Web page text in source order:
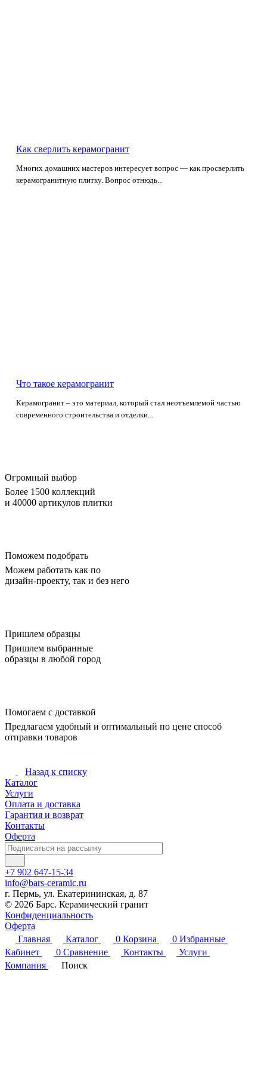
Как сверлить керамогранит
Многих домашних мастеров интересует вопрос — как просверлить
керамогранитную плитку. Вопрос отнюдь...
Что такое керамогранит
Керамогранит – это материал, который стал неотъемлемой частью
современного строительства и отделки...
Огромный выбор
Более 1500 коллекций
и 40000 артикулов плитки
Поможем подобрать
Можем работать как по
дизайн-проекту, так и без него
Пришлем образцы
Пришлем выбранные
образцы в любой город
Помогаем с доставкой
Предлагаем удобный и оптимальный по цене способ
отправки товаров
Назад к списку
Каталог
Услуги
Оплата и доставка
Гарантия и возврат
Контакты
Оферта
+7 902 647-15-34
info@bars-ceramic.ru
г. Пермь, ул. Екатерининская, д. 87
© 2026 Барс. Керамический гранит
Конфиденциальность
Оферта
Главная
Каталог 0 Корзина 0 Избранные
Кабинет
0 Сравнение Контакты
Услуги
Компания
Поиск